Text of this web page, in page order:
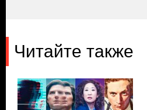
Читайте также